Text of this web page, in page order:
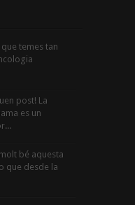
que temes tan
post! La
es un
bé aquesta
que desde la